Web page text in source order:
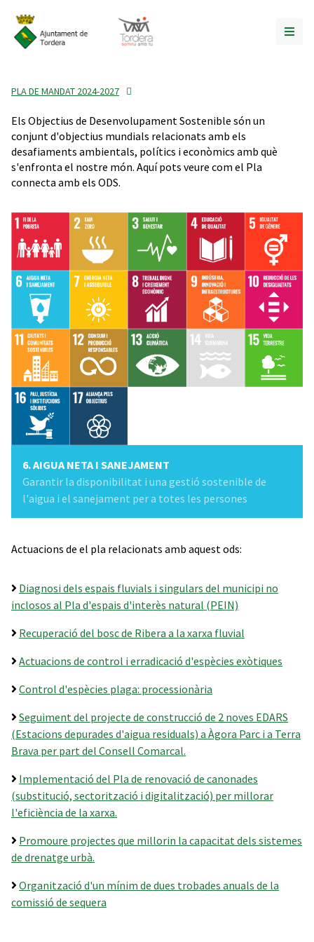
PLA DE MANDAT 2024-2027
Els Objectius de Desenvolupament Sostenible són un
conjunt d'objectius mundials relacionats amb els
desafiaments ambientals, polítics i econòmics amb què
s'enfronta el nostre món. Aquí pots veure com el Pla
connecta amb els ODS.
6. AIGUA NETA I SANEJAMENT
Garantir la disponibilitat i una gestió sostenible de
l'aigua i el sanejament per a totes les persones
Actuacions de el pla relacionats amb aquest ods:
Diagnosi dels espais fluvials i singulars del municipi no
inclosos al Pla d'espais d'interès natural (PEIN)
Recuperació del bosc de Ribera a la xarxa fluvial
Actuacions de control i erradicació d'espècies exòtiques
Control d'espècies plaga: processionària
Seguiment del projecte de construcció de 2 noves EDARS
(Estacions depurades d'aigua residuals) a Àgora Parc i a Terra
Brava per part del Consell Comarcal.
Implementació del Pla de renovació de canonades
(substitució, sectorització i digitalització) per millorar
l'eficiència de la xarxa.
Promoure projectes que millorin la capacitat dels sistemes
de drenatge urbà.
Organització d'un mínim de dues trobades anuals de la
comissió de sequera